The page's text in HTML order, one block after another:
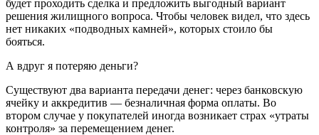
будет проходить сделка и предложить выгодный вариант
решения жилищного вопроса. Чтобы человек видел, что здесь
нет никаких «подводных камней», которых стоило бы
бояться.
А вдруг я потеряю деньги?
Существуют два варианта передачи денег: через банковскую
ячейку и аккредитив — безналичная форма оплаты. Во
втором случае у покупателей иногда возникает страх «утраты
контроля» за перемещением денег.